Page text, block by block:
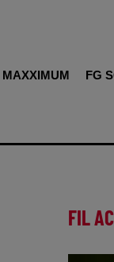
MAXXIMUM FG
FIL